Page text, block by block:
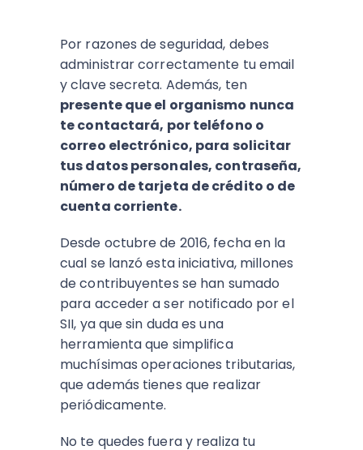
Por razones de seguridad, debes
administrar correctamente tu email
y clave secreta. Además, ten
presente que el organismo nunca
te contactará, por teléfono o
correo electrónico, para solicitar
tus datos personales, contraseña,
número de tarjeta de crédito o de
cuenta corriente.
Desde octubre de 2016, fecha en la
cual se lanzó esta iniciativa, millones
de contribuyentes se han sumado
para acceder a ser notificado por el
SII, ya que sin duda es una
herramienta que simplifica
muchísimas operaciones tributarias,
que además tienes que realizar
periódicamente.
No te quedes fuera y realiza tu